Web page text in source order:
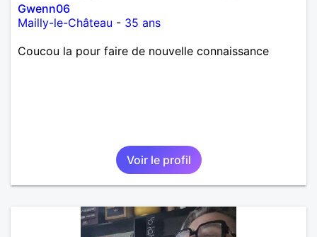
Gwenn06
Mailly-le-Château - 35 ans
Coucou la pour faire de nouvelle connaissance
Voir le profil